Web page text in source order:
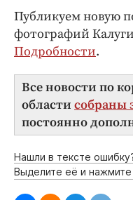
Публикуем новую
фотографий Калуги
Подробности.
Все новости по
области собраны
постоянно
Нашли в тексте
Выделите её и